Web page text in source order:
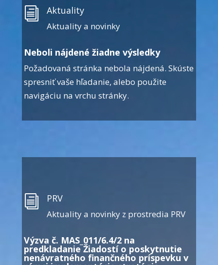
i Aktuality
Aktuality a novinky
Neboli nájdené žiadne výsledky
Požadovaná stránka nebola nájdená. Skúste
spresniť vaše hľadanie, alebo použite
navigáciu na vrchu stránky.
i PRV
Aktuality a novinky z prostredia PRV
Výzva č. MAS_011/6.4/2 na
predkladanie Žiadostí o poskytnutie
nenávratného finančného príspevku v